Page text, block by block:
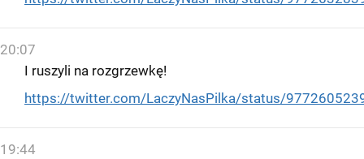
20:07
I ruszyli na rozgrzewkę!
https://twitter.com/LaczyNasPilka/status/
19:44